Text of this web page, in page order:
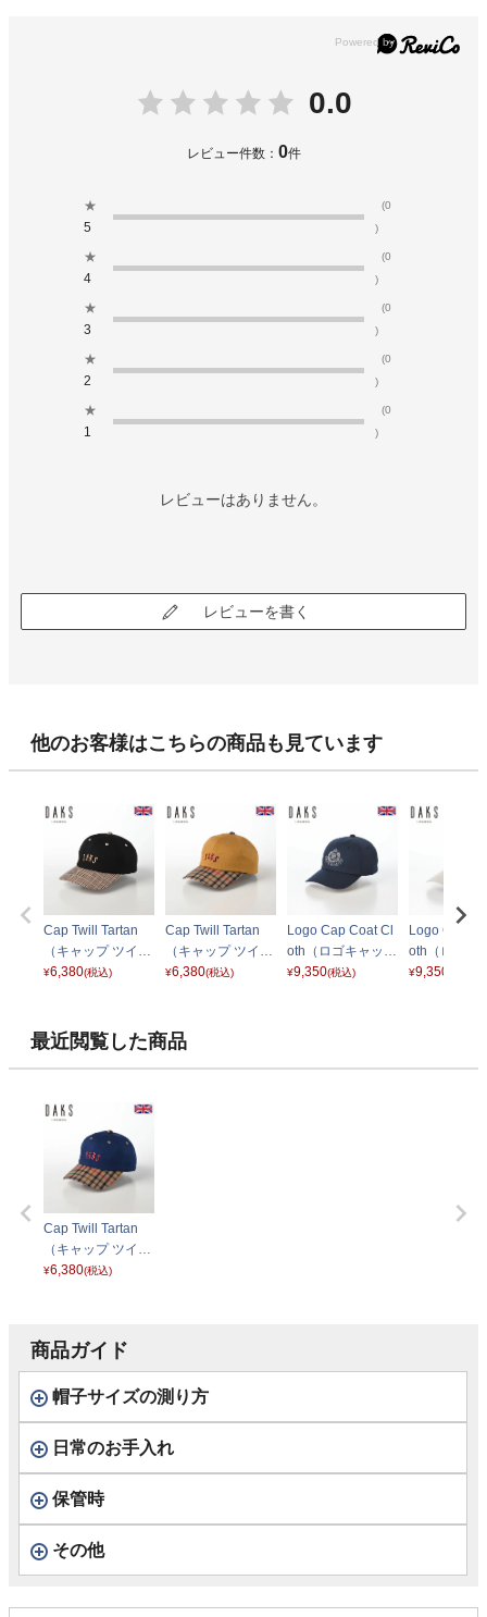
0.0
レビュー件数： 0件
★
5
(0
)
★
4
(0
)
★
3
(0
)
★
2
(0
)
★
1
(0
)
レビューはありません。
レビューを書く
他のお客様はこちらの商品も見ています
Cap Twill Tartan
（キャップ ツイル
タータン） D1711
¥6,380(税込)
Cap Twill Tartan
（キャップ ツイル
タータン） D1711
¥6,380(税込)
Logo Cap Coat Cl
oth（ロゴキャップ
コートクロス） D
¥9,350(税込)
Logo Cap
oth（ロゴキ
コートクロ
¥9,350
最近閲覧した商品
Cap Twill Tartan
（キャップ ツイル
タータン） D1711
¥6,380(税込)
商品ガイド
帽子サイズの測り方
日常のお手入れ
保管時
その他